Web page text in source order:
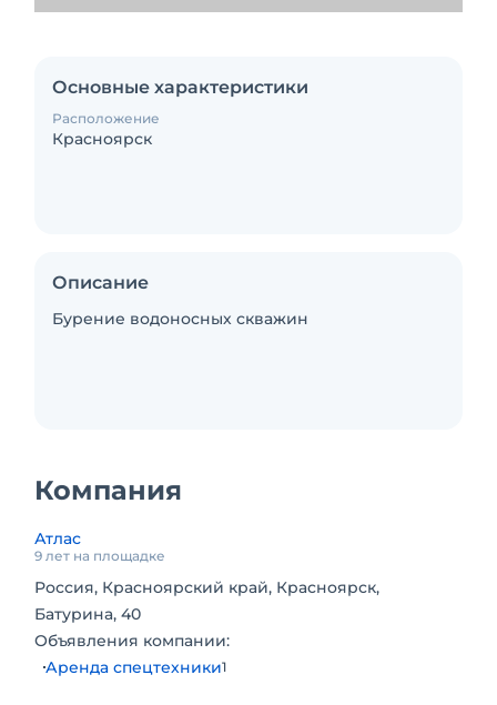
Основные характеристики
Расположение
Красноярск
Описание
Бурение водоносных скважин
Компания
Атлас
9 лет на площадке
Россия, Красноярский край, Красноярск,
Батурина, 40
Объявления компании:
Аренда спецтехники1